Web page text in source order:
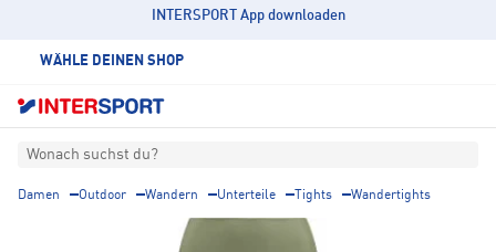
INTERSPORT App downloaden
WÄHLE DEINEN SHOP
Wonach suchst du?
Damen Outdoor Wandern Unterteile Tights Wandertights